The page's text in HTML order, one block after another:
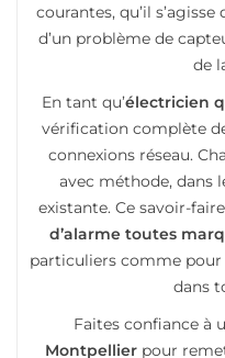
courantes, qu’il
d’un problème de
de
En tant qu’électricien
vérification complète
connexions réseau.
avec méthode, dans
existante. Ce savoir-
d’alarme toutes
particuliers comme
dans
Faites confiance à
Montpellier pour